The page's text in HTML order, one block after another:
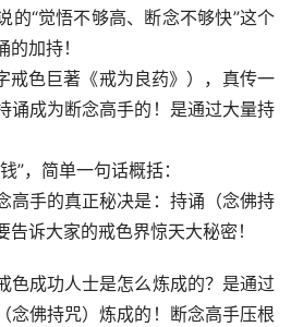
的“觉悟不够高、断念不够快”这个
加持！
戒色巨著《戒为良药》），真传一
诵成为断念高手的！是通过大量持
”，简单一句话概括：
高手的真正秘决是：持诵（念佛持
诉大家的戒色界惊天大秘密！
色成功人士是怎么炼成的？是通过
念佛持咒）炼成的！断念高手压根